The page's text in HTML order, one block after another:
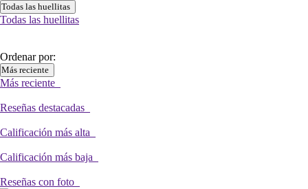
Todas las huellitas
Todas las huellitas
Ordenar por:
Más reciente
Más reciente
Reseñas destacadas
Calificación más alta
Calificación más baja
Reseñas con foto